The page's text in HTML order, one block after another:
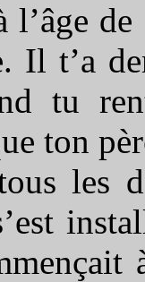
l’âge
Il t’a
tu
ton
les